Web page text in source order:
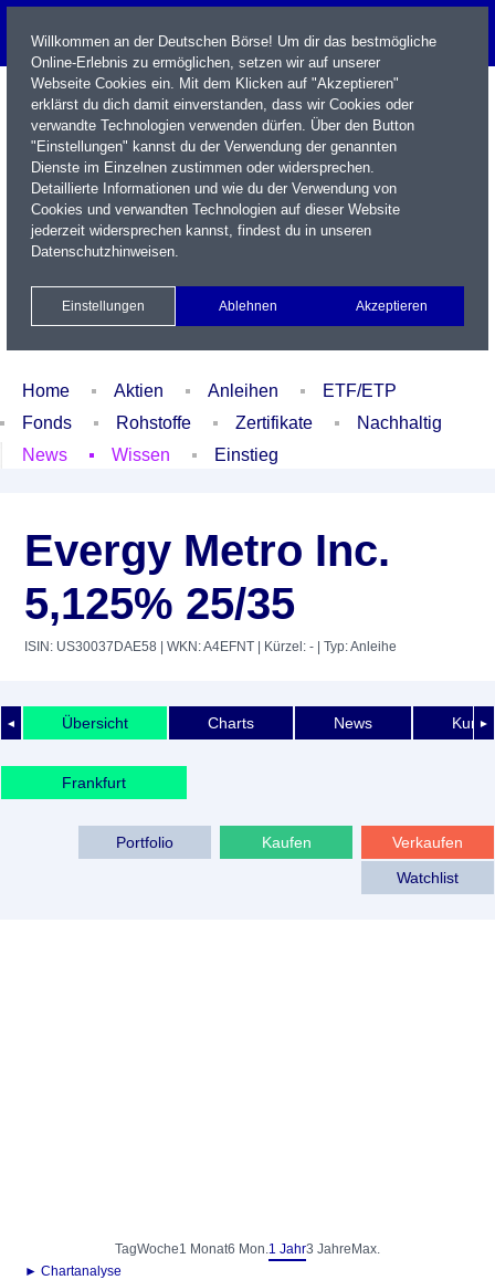
Name / WKN / ISIN / Kürzel
Xetra Realtime
Watchlist Portfolio Login
Home Aktien Anleihen
ETF/ETP
Fonds
Rohstoffe Zertifikate
Nachhaltig
News
Wissen Einstieg
Evergy Metro Inc.
5,125% 25/35
ISIN: US30037DAE58 | WKN: A4EFNT | Kürzel: - | Typ: Anleihe
◄ ►
Übersicht Charts News
Frankfurt
Verkaufen
Kaufen
Portfolio
Watchlist
TagWoche1 Monat6 Mon.1 Jahr3 Jahre Max.
► Chartanalyse
Willkommen an der Deutschen Börse! Um dir das bestmögliche
Online-Erlebnis zu ermöglichen, setzen wir auf unserer
Webseite Cookies ein. Mit dem Klicken auf "Akzeptieren"
erklärst du dich damit einverstanden, dass wir Cookies oder
verwandte Technologien verwenden dürfen. Über den Button
"Einstellungen" kannst du der Verwendung der genannten
Dienste im Einzelnen zustimmen oder widersprechen.
Detaillierte Informationen und wie du der Verwendung von
Cookies und verwandten Technologien auf dieser Website
jederzeit widersprechen kannst, findest du in unseren
Datenschutzhinweisen.
Einstellungen Ablehnen Akzeptieren